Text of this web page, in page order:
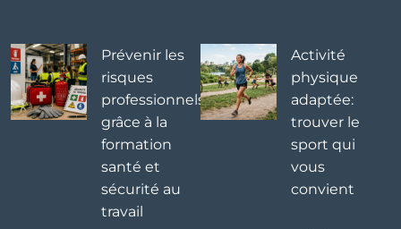
Prévenir les
risques
professionnels
grâce à la
formation
santé et
sécurité au
travail
Activité
physique
adaptée:
trouver le
sport qui
vous
convient